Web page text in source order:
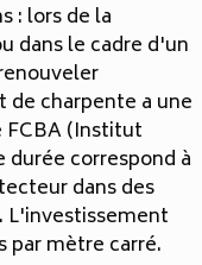
: lors de la
dans le cadre d'un
charpente a une
FCBA (Institut
correspond à
dans des
L'investissement
par mètre carré.